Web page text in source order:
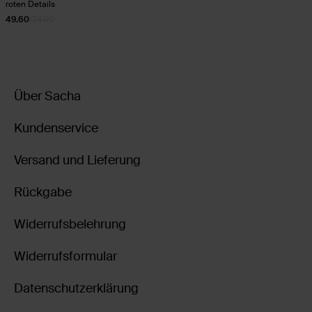
roten Details
49.60
Über Sacha
Kundenservice
Versand und Lieferung
Rückgabe
Widerrufsbelehrung
Widerrufsformular
Datenschutzerklärung